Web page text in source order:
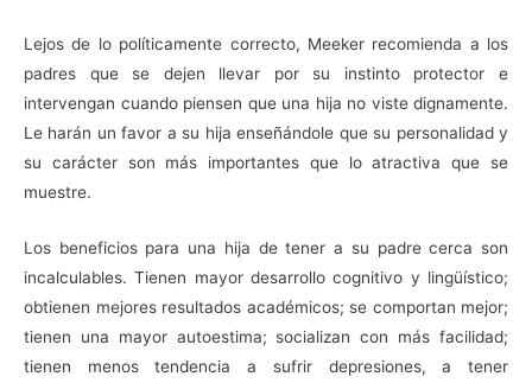
Lejos de lo políticamente correcto, Meeker recomienda a los
padres que se dejen llevar por su instinto protector e
intervengan cuando piensen que una hija no viste dignamente.
Le harán un favor a su hija enseñándole que su personalidad y
su carácter son más importantes que lo atractiva que se
muestre.
Los beneficios para una hija de tener a su padre cerca son
incalculables. Tienen mayor desarrollo cognitivo y lingüístico;
obtienen mejores resultados académicos; se comportan mejor;
tienen una mayor autoestima; socializan con más facilidad;
tienen menos tendencia a sufrir depresiones, a tener